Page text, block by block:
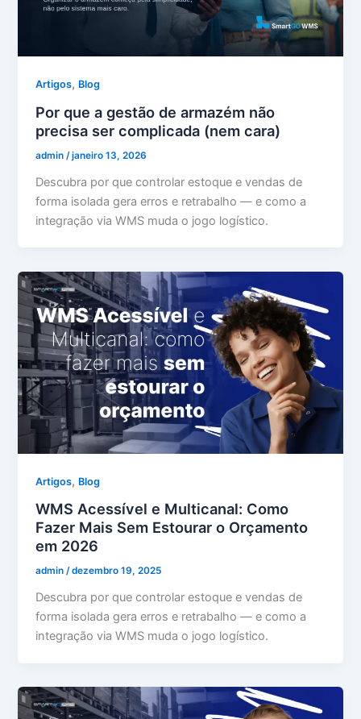
Artigos, Blog
Por que a gestão de armazém não
precisa ser complicada (nem cara)
admin /janeiro 13, 2026
Descubra por que controlar estoque e vendas de
forma isolada gera erros e retrabalho — e como a
integração via WMS muda o jogo logístico.
Artigos, Blog
WMS Acessível e Multicanal: Como
Fazer Mais Sem Estourar o Orçamento
em 2026
admin/dezembro 19, 2025
Descubra por que controlar estoque e vendas de
forma isolada gera erros e retrabalho — e como a
integração via WMS muda o jogo logístico.